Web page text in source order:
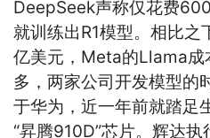
DeepSeek声称仅花费
就训练出R1模型。相比
亿美元，Meta的Llama
多，两家公司开发模型的
于华为，近一年前就踏足
“昇腾910D”芯片。辉达